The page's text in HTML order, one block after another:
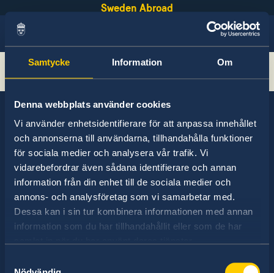
Samtycke Information Om
Denna webbplats använder cookies
Vi använder enhetsidentifierare för att anpassa innehållet
och annonserna till användarna, tillhandahålla funktioner
för sociala medier och analysera vår trafik. Vi
vidarebefordrar även sådana identifierare och annan
information från din enhet till de sociala medier och
annons- och analysföretag som vi samarbetar med.
Dessa kan i sin tur kombinera informationen med annan
information som du har tillhandahållit eller som de har
Sweden Abroad
Sweden has diplomatic relations with almost
all states in the world, with embassies and
consulates in around half of these. Sweden's
foreign representation consists of
approximately 100 missions abroad and 350
honorary consulates.